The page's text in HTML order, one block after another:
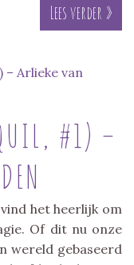
Lees verder »
#1) –
het heerlijk om
Of dit nu onze
wereld gebaseerd